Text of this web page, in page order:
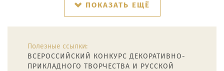
ПОКАЗАТЬ ЕЩЁ
Полезные ссылки:
ВСЕРОССИЙСКИЙ КОНКУРС ДЕКОРАТИВНО-
ПРИКЛАДНОГО ТВОРЧЕСТВА И РУССКОЙ